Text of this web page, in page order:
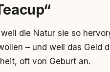
die Natur sie so
– und weil das Geld
oft von Geburt an.